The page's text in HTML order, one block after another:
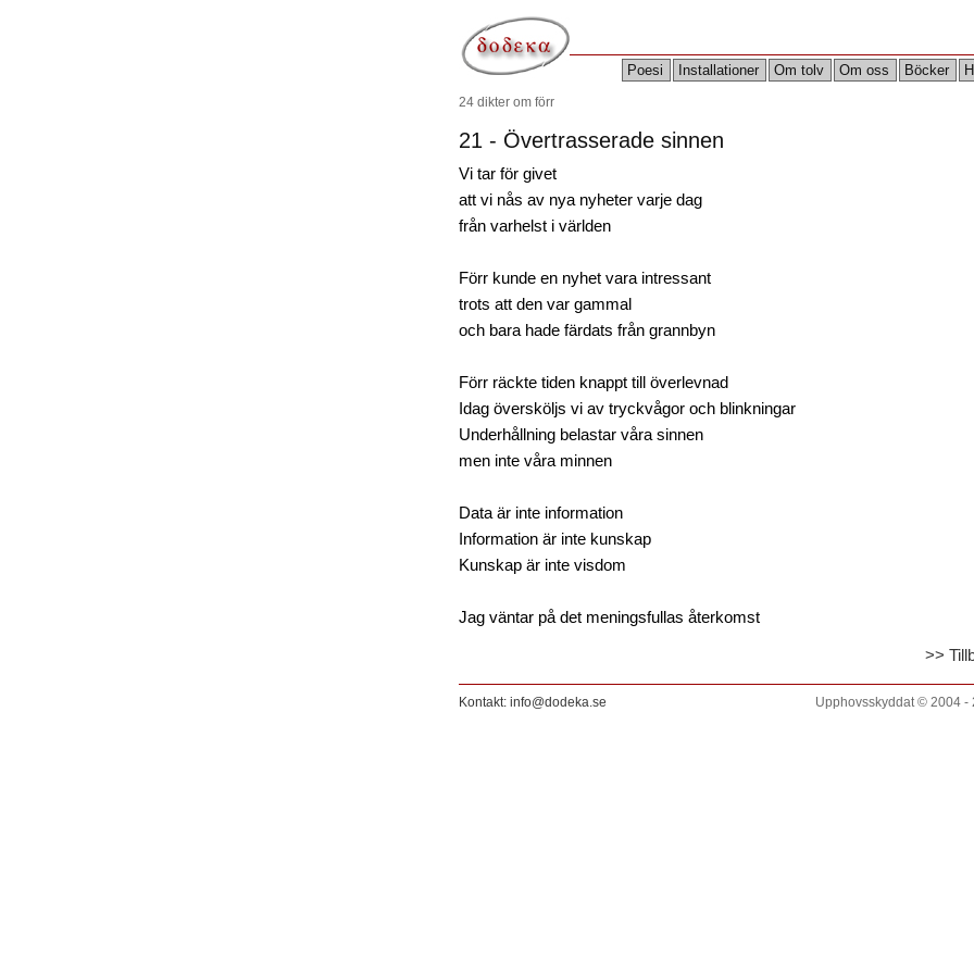
Poesi Installationer Om tolv Om oss Böcker
24 dikter om förr
21 - Övertrasserade sinnen
Vi tar för givet
att vi nås av nya nyheter varje dag
från varhelst i världen
Förr kunde en nyhet vara intressant
trots att den var gammal
och bara hade färdats från grannbyn
Förr räckte tiden knappt till överlevnad
Idag översköljs vi av tryckvågor och blinkningar
Underhållning belastar våra sinnen
men inte våra minnen
Data är inte information
Information är inte kunskap
Kunskap är inte visdom
Jag väntar på det meningsfullas återkomst
>>
Kontakt: info@dodeka.se Upphovsskyddat © 2004 -